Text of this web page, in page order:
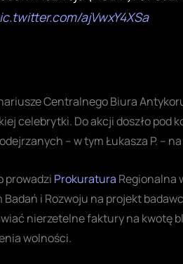
pic.twitter.com/ajVwxY4XSa
Centralnego Biura
celebrytki. Do akcji doszło pod
– w tym Łukasza P. –
prowadzi Prokuratura
Regionalna
Badań i Rozwoju na projekt
nierzetelne faktury na kwotę
wolności.